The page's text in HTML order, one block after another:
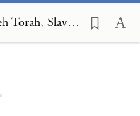
Yekar Tiferet on Mishneh Torah, Slaves 8:11